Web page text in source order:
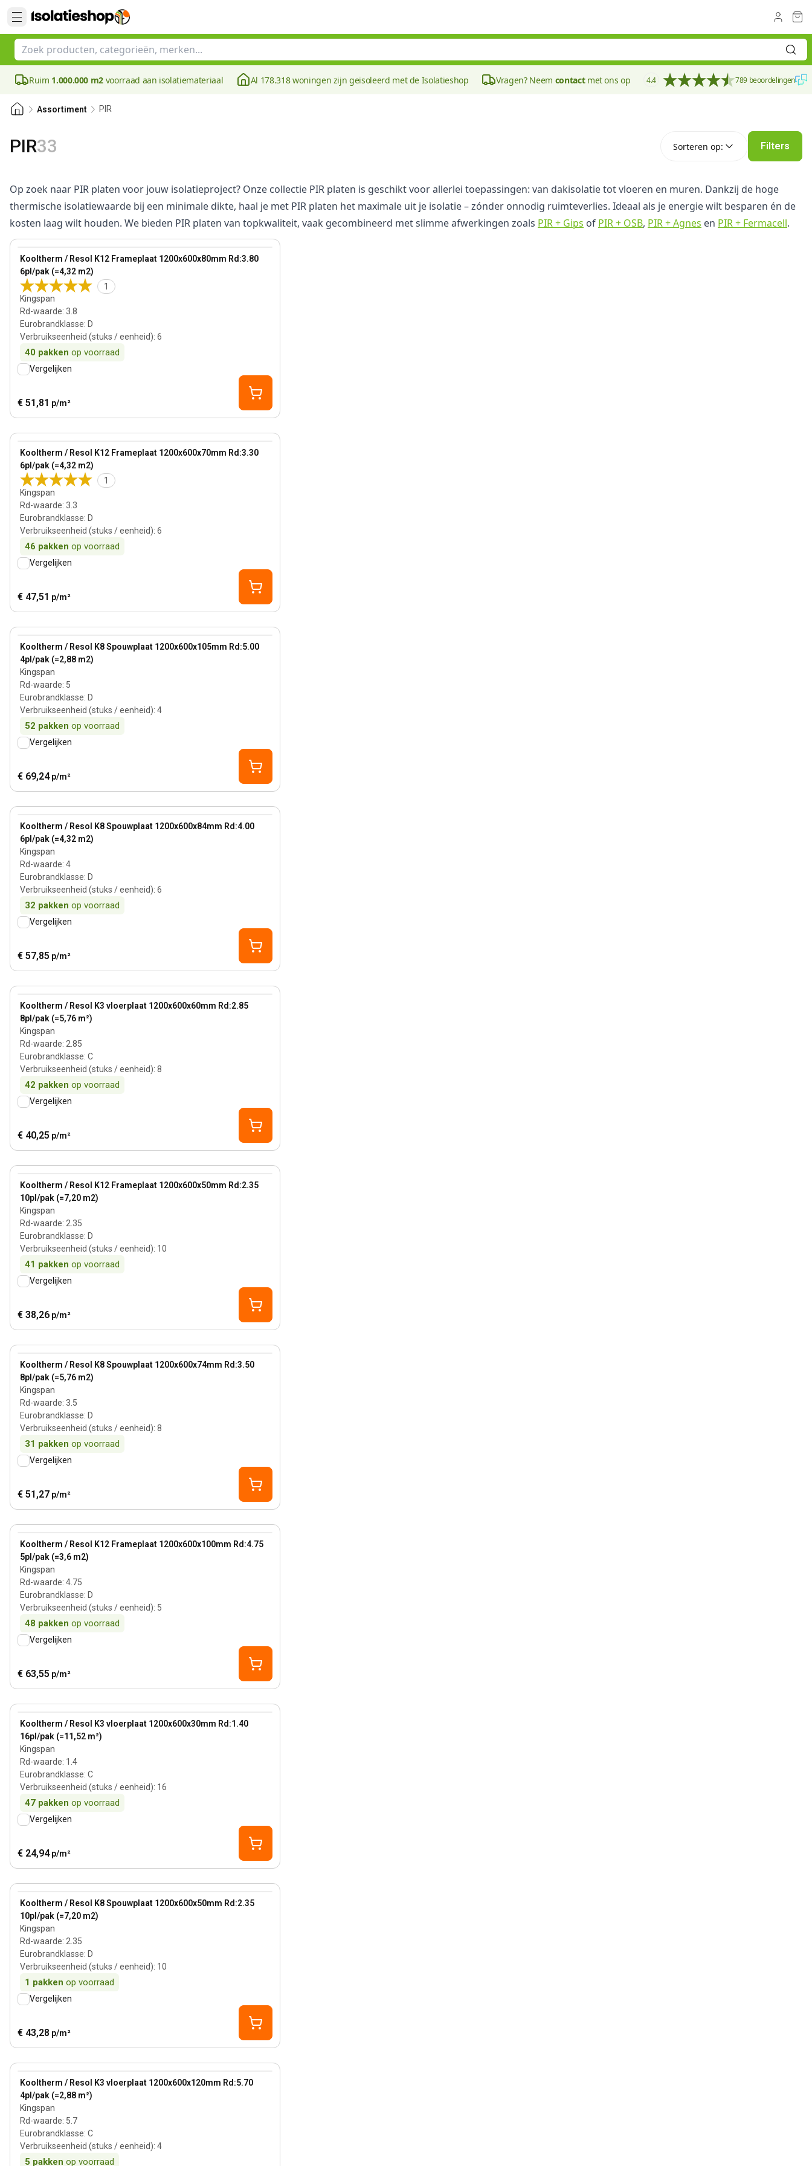
Ruim 1.000.000 m2 voorraad aan isolatiemateriaal Al 178.318 woningen zijn geïsoleerd met de Isolatieshop Vragen? Neem contactmet ons op 4.4 789 beoordelingen
Assortiment PIR
PIR33 Sorteren op: Filters
Op zoek naar PIR platen voor jouw isolatieproject? Onze collectie PIR platen is geschikt voor allerlei toepassingen: van dakisolatie tot vloeren en muren. Dankzij de hoge
thermische isolatiewaarde bij een minimale dikte, haal je met PIR platen het maximale uit je isolatie – zónder onnodig ruimteverlies. Ideaal als je energie wilt besparen én de
kosten laag wilt houden. We bieden PIR platen van topkwaliteit, vaak gecombineerd met slimme afwerkingen zoals PIR + Gips of PIR + OSB, PIR + Agnes en PIR + Fermacell.
80 mm
Kooltherm / Resol K12 Frameplaat 1200x600x80mm Rd:3.80
6pl/pak (=4,32 m2)
1
Kingspan
Rd-waarde: 3.8
Eurobrandklasse: D
Verbruikseenheid (stuks / eenheid): 6
40 pakken op voorraad
View product
Vergelijken
€ 51,81 p/m²
Bestseller
Kooltherm / Resol K12 Frameplaat 1200x600x70mm Rd:3.30
6pl/pak (=4,32 m2)
1
Kingspan
Rd-waarde: 3.3
Eurobrandklasse: D
Verbruikseenheid (stuks / eenheid): 6
46 pakken op voorraad
View product
Vergelijken
€ 47,51 p/m²
Kooltherm / Resol K8 Spouwplaat 1200x600x105mm Rd:5.00
4pl/pak (=2,88 m2)
Kingspan
Rd-waarde: 5
Eurobrandklasse: D
Verbruikseenheid (stuks / eenheid): 4
52 pakken op voorraad
View product
Vergelijken
€ 69,24 p/m²
Kooltherm / Resol K8 Spouwplaat 1200x600x84mm Rd:4.00
6pl/pak (=4,32 m2)
Kingspan
Rd-waarde: 4
Eurobrandklasse: D
Verbruikseenheid (stuks / eenheid): 6
32 pakken op voorraad
View product
Vergelijken
€ 57,85 p/m²
Kooltherm / Resol K3 vloerplaat 1200x600x60mm Rd:2.85
8pl/pak (=5,76 m²)
Kingspan
Rd-waarde: 2.85
Eurobrandklasse: C
Verbruikseenheid (stuks / eenheid): 8
42 pakken op voorraad
View product
Vergelijken
€ 40,25 p/m²
Kooltherm / Resol K12 Frameplaat 1200x600x50mm Rd:2.35
10pl/pak (=7,20 m2)
Kingspan
Rd-waarde: 2.35
Eurobrandklasse: D
Verbruikseenheid (stuks / eenheid): 10
41 pakken op voorraad
View product
Vergelijken
€ 38,26 p/m²
Kooltherm / Resol K8 Spouwplaat 1200x600x74mm Rd:3.50
8pl/pak (=5,76 m2)
Kingspan
Rd-waarde: 3.5
Eurobrandklasse: D
Verbruikseenheid (stuks / eenheid): 8
31 pakken op voorraad
View product
Vergelijken
€ 51,27 p/m²
Kooltherm / Resol K12 Frameplaat 1200x600x100mm Rd:4.75
5pl/pak (=3,6 m2)
Kingspan
Rd-waarde: 4.75
Eurobrandklasse: D
Verbruikseenheid (stuks / eenheid): 5
48 pakken op voorraad
View product
Vergelijken
€ 63,55 p/m²
Kooltherm / Resol K3 vloerplaat 1200x600x30mm Rd:1.40
16pl/pak (=11,52 m²)
Kingspan
Rd-waarde: 1.4
Eurobrandklasse: C
Verbruikseenheid (stuks / eenheid): 16
47 pakken op voorraad
View product
Vergelijken
€ 24,94 p/m²
Kooltherm / Resol K8 Spouwplaat 1200x600x50mm Rd:2.35
10pl/pak (=7,20 m2)
Kingspan
Rd-waarde: 2.35
Eurobrandklasse: D
Verbruikseenheid (stuks / eenheid): 10
1 pakken op voorraad
View product
Vergelijken
€ 43,28 p/m²
Kooltherm / Resol K3 vloerplaat 1200x600x120mm Rd:5.70
4pl/pak (=2,88 m²)
Kingspan
Rd-waarde: 5.7
Eurobrandklasse: C
Verbruikseenheid (stuks / eenheid): 4
5 pakken op voorraad
View product